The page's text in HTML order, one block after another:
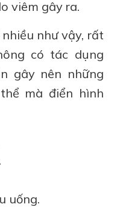
viêm gây ra.
như vậy, rất
có tác dụng
gây nên những
mà điển hình
uống.